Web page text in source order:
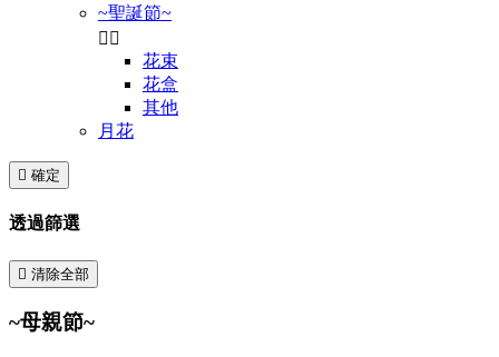
~聖誕節~
 
花束
花盒
其他
月花
 確定
透過篩選
 清除全部
~母親節~